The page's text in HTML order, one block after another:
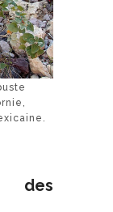
des